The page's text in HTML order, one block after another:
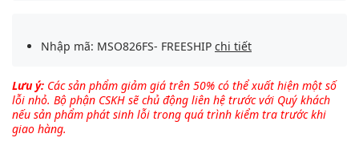
Nhập mã: MSO826FS- FREESHIP chi tiết
Lưu ý: Các sản phẩm giảm giá trên 50% có thể xuất hiện một số
lỗi nhỏ. Bộ phận CSKH sẽ chủ động liên hệ trước với Quý khách
nếu sản phẩm phát sinh lỗi trong quá trình kiểm tra trước khi
giao hàng.